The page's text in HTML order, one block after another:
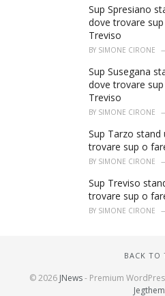
Sup Spresiano
dove trovare
Treviso
BY SIMONE CIRONE
Sup Susegana
dove trovare
Treviso
BY SIMONE CIRONE
Sup Tarzo stand
trovare sup o
BY SIMONE CIRONE
Sup Treviso
trovare sup o
BY SIMONE CIRONE
BACK TO
© 2026 JNews- Premium